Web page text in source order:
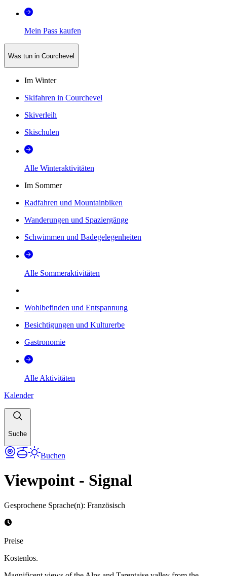
Mein Pass kaufen
Was tun in Courchevel
Im Winter
Skifahren in Courchevel
Skiverleih
Skischulen
Alle Winteraktivitäten
Im Sommer
Radfahren und Mountainbiken
Wanderungen und Spaziergänge
Schwimmen und Badegelegenheiten
Alle Sommeraktivitäten
Wohlbefinden und Entspannung
Besichtigungen und Kulturerbe
Gastronomie
Alle Aktivitäten
Kalender
Suche
Buchen
Viewpoint - Signal
Gesprochene Sprache(n): Französisch
Preise
Kostenlos.